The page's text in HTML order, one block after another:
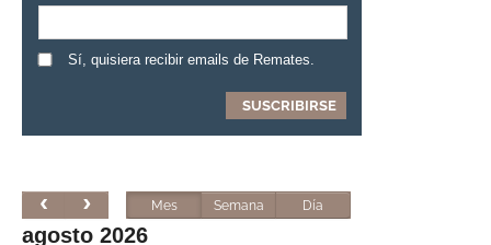
Sí, quisiera recibir emails de Remates.
Mes Semana Día
agosto 2026